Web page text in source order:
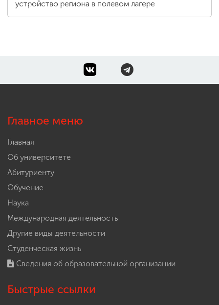
устройство региона в полевом лагере
Главное меню
Главная
Об университете
Абитуриенту
Обучение
Наука
Международная деятельность
Другие виды деятельности
Студенческая жизнь
Сведения об образовательной организации
Быстрые ссылки